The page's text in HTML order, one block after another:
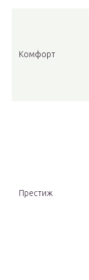
Комфорт
Престиж